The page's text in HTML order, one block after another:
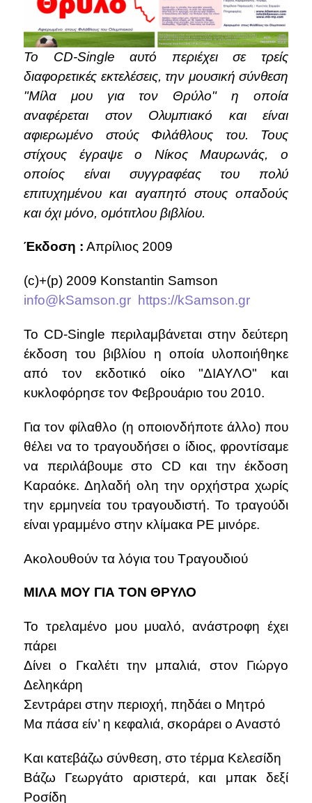
Το CD-Single αυτό περιέχει σε τρείς
διαφορετικές εκτελέσεις, την μουσική σύνθεση
"Μίλα μου για τον Θρύλο" η οποία
αναφέρεται στον Ολυμπιακό και είναι
αφιερωμένο στούς Φιλάθλους του. Τους
στίχους έγραψε ο Νίκος Μαυρωνάς, ο
οποίος είναι συγγραφέας του πολύ
επιτυχημένου και αγαπητό στους οπαδούς
και όχι μόνο, ομότιτλου βιβλίου.
Έκδοση : Απρίλιος 2009
(c)+(p) 2009 Konstantin Samson
info@kSamson.gr
https://kSamson.gr
Το CD-Single περιλαμβάνεται στην δεύτερη
έκδοση του βιβλίου η οποία υλοποιήθηκε
από τον εκδοτικό οίκο "ΔΙΑΥΛΟ" και
κυκλοφόρησε τον Φεβρουάριο του 2010.
Για τον φίλαθλο (η οποιονδήποτε άλλο) που
θέλει να το τραγουδήσει ο ίδιος, φροντίσαμε
να περιλάβουμε στο CD και την έκδοση
Καραόκε. Δηλαδή ολη την ορχήστρα χωρίς
την ερμηνεία του τραγουδιστή. Το τραγούδι
είναι γραμμένο στην κλίμακα ΡΕ μινόρε.
Ακολουθούν τα λόγια του Τραγουδιού
ΜΙΛΑ ΜΟΥ ΓΙΑ ΤΟΝ ΘΡΥΛΟ
Το τρελαμένο μου μυαλό, ανάστροφη έχει
πάρει
Δίνει ο Γκαλέτι την μπαλιά, στον Γιώργο
Δεληκάρη
Σεντράρει στην περιοχή, πηδάει ο Μητρό
Μα πάσα είν’ η κεφαλιά, σκοράρει ο Αναστό
Και κατεβάζω σύνθεση, στο τέρμα Κελεσίδη
Βάζω Γεωργάτο αριστερά, και μπακ δεξί
Ροσίδη